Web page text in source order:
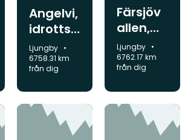
Angelvi,
idrottsp
lats
Kommun:
Ljungby
6758.31 km
från dig
Färsjöv
allen,
idrottsp
lats
Kommun:
Ljungby
6762.17 km
från dig